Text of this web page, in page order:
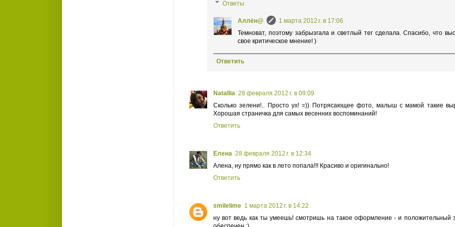
Ответы
Аллён@
1 марта 2012 г. в 17:06
Темноват, поэтому забрызгала и светлый тег сделала. Спасибо, что
свое критическое мнение! )
Ответить
Natallia 28 февраля 2012 г. в 09:09
Сколько зелени!.. Просто ух! =)) Потрясающее фото, малыш с мамой такие
Хорошая страничка для самых весенних воспоминаний!
Ответить
Елена 28 февраля 2012 г. в 12:34
Алена, ну прямо как в лето попала!!! Красиво и оригинально!
Ответить
smilelime 1 марта 2012 г. в 14:22
ну вот ведь как ты умеешь! смотришь на такое оформление - и положительный